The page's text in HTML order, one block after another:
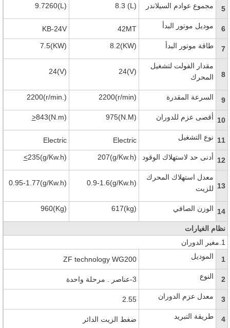
5 مجموع عوادم السيلاندر 8.3 (L)
9.7260(L)
6 موديل موتور البدأ 42MT
KB-24V
7 طاقة موتور البدأ 8.2(KW)
7.5(KW)
8
مقدار الفولت لتشغيل
المحرك
24(V)
24(V)
9 السرعة المقدرة 2200(r/min)
2200(r/min.)
10 أقصى عزم للدوران 975(N.M)
>843(N.m)
11 نوع التشغيل Electric
Electric
12 أدنى حد لاستهلاك الوقود 207(g/Kw.h)
<235(g/Kw.h)
13
معدل استهلاك المحرك
للزيت
0.9-1.6(g/Kw.h)
0.95-1.77(g/Kw.h)
14 الوزن الصافي 617(kg)
960(Kg)
نظام الغيارات
1. مغير الدوران
1 الموديل ZF technology WG200
2 النوع 3- عناصر مرحلة واحدة
3 معدل عزم الدوران 2.55
4 طريقة التبريد ضغط الزيت الدائر